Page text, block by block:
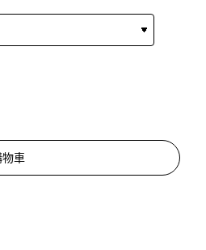
車